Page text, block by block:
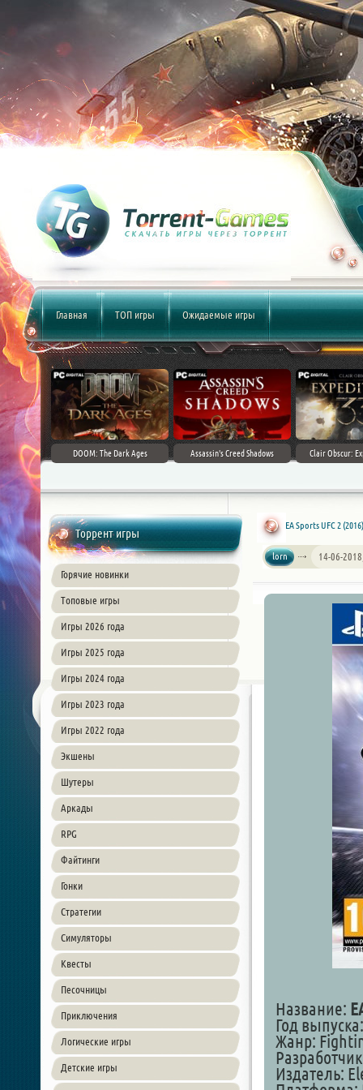
Главная ТОП игры Ожидаемые игры
DOOM: The Dark Ages Assassin's Creed Shadows Clair Obscur:
Торрент игры
Горячие новинки
Топовые игры
Игры 2026 года
Игры 2025 года
Игры 2024 года
Игры 2023 года
Игры 2022 года
Экшены
Шутеры
Аркады
RPG
Файтинги
Гонки
Стратегии
Симуляторы
Квесты
Песочницы
Приключения
Логические игры
Детские игры
EA Sports UFC 2
lorn 14-06-
Название:
Год
Жанр:
Издатель: